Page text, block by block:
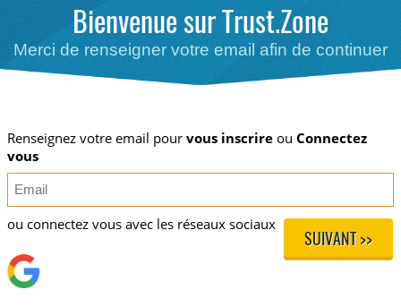
Bienvenue sur Trust.Zone
Merci de renseigner votre email afin de continuer
Renseignez votre email pour vous inscrire ou Connectez
vous
SUIVANT >>
ou connectez vous avec les réseaux sociaux